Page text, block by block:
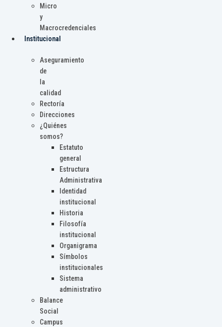
Micro
y
Macrocredenciales
Institucional
Aseguramiento
de
la
calidad
Rectoría
Direcciones
¿Quiénes
somos?
Estatuto
general
Estructura
Administrativa
Identidad
institucional
Historia
Filosofía
institucional
Organigrama
Símbolos
institucionales
Sistema
administrativo
Balance
Social
Campus